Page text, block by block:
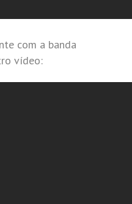
com a banda
vídeo: